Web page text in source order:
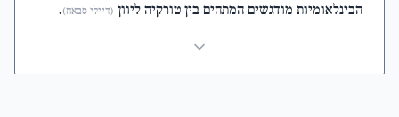
הבינלאומיות מודגשים המתחים בין טורקיה ליוון (דיילי סבאח).